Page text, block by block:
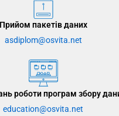
Прийом пакетів даних
asdiplom@osvita.net
роботи програм збору
education@osvita.net